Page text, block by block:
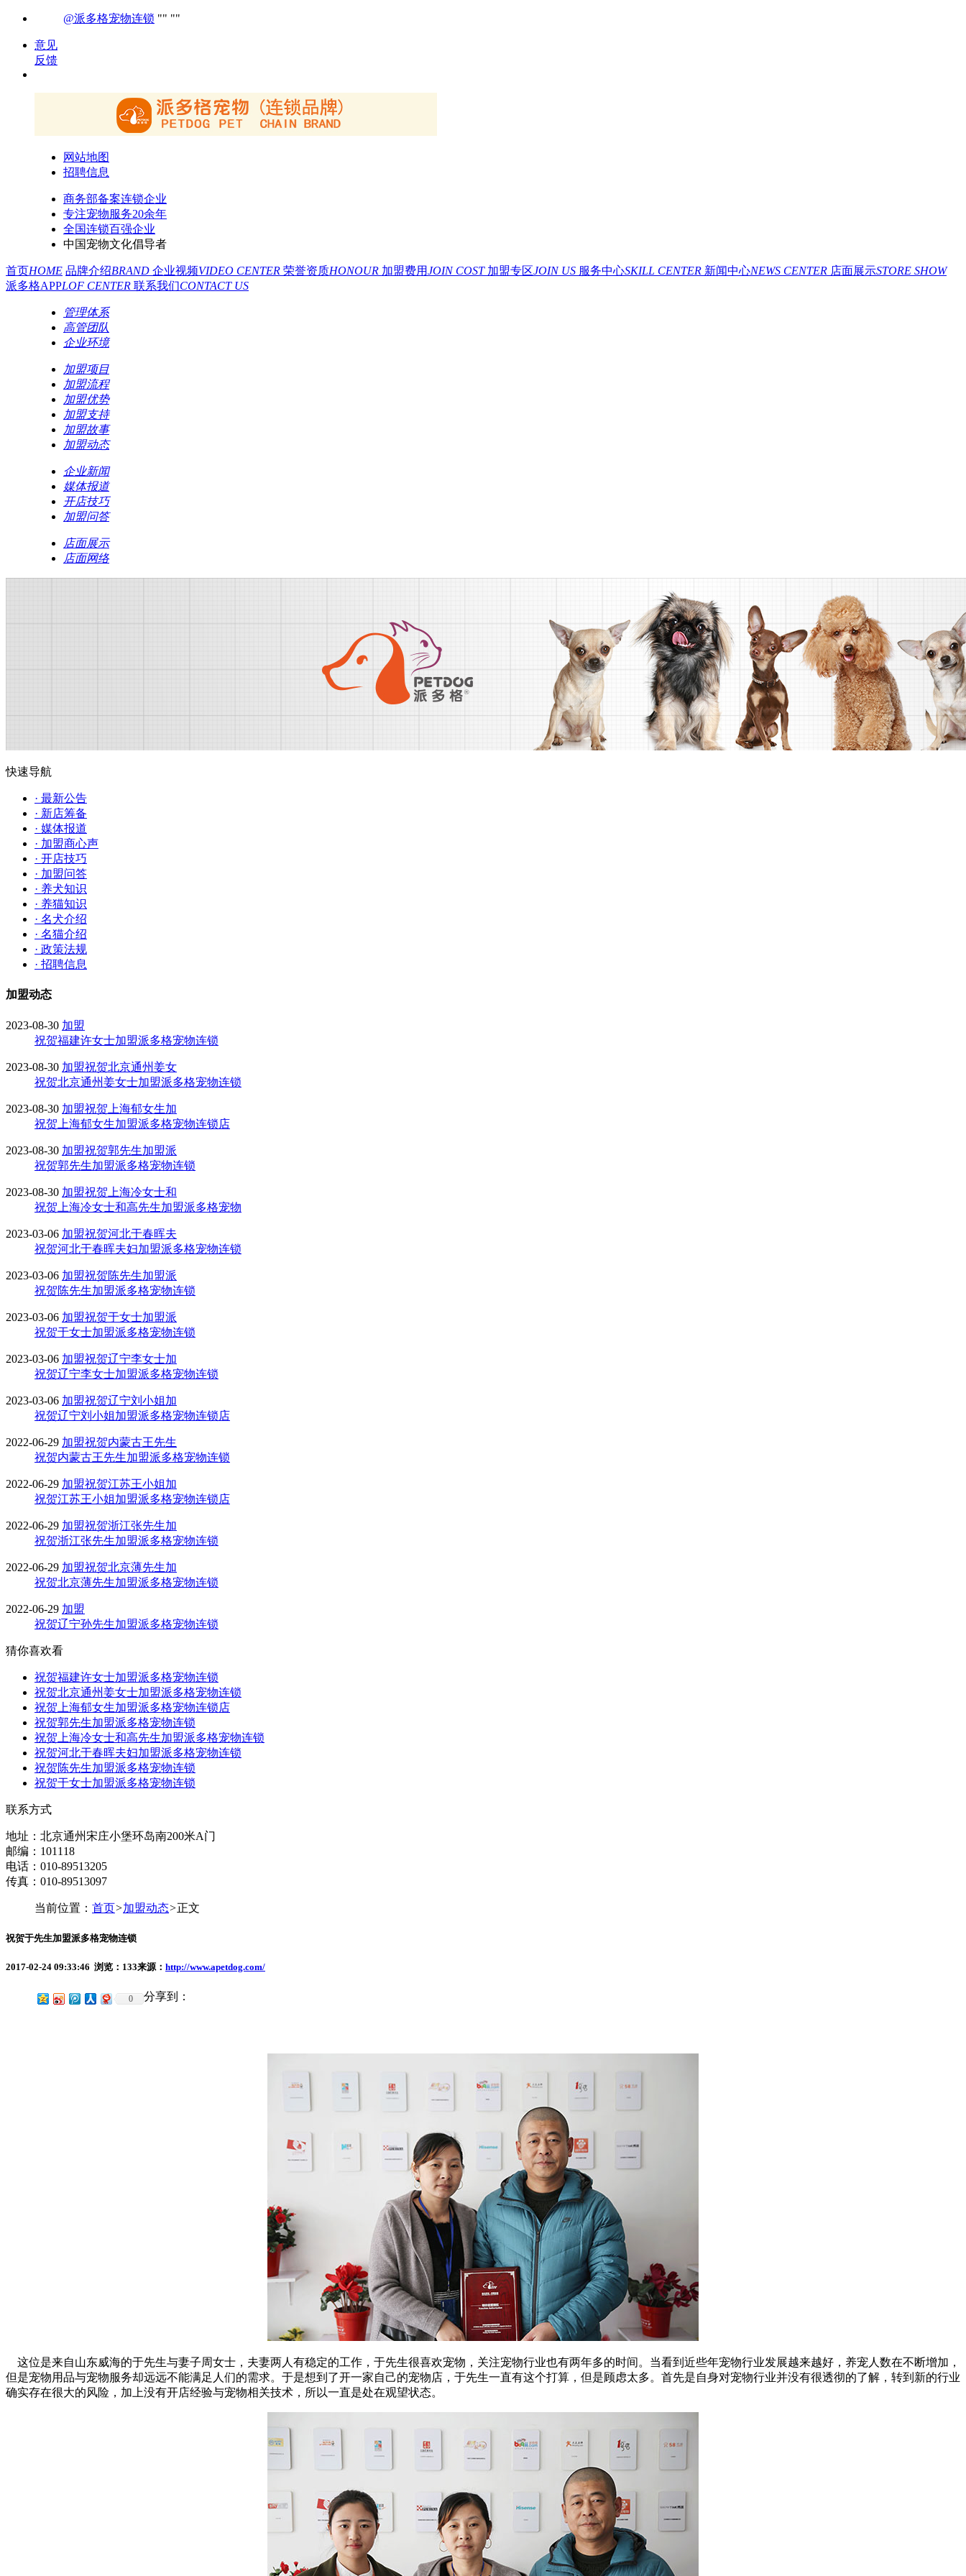
@派多格宠物连锁
意见
反馈
网站地图
招聘信息
商务部备案连锁企业
专注宠物服务20余年
全国连锁百强企业
中国宠物文化倡导者
首页HOME 品牌介绍BRAND 企业视频VIDEO CENTER 荣誉资质HONOUR 加盟费用JOIN COST 加盟专区JOIN US 服务中心SKILL CENTER 新闻中心NEWS CENTER 店面展示STORE SHOW
派多格APPLOF CENTER 联系我们CONTACT US
管理体系
高管团队
企业环境
加盟项目
加盟流程
加盟优势
加盟支持
加盟故事
加盟动态
企业新闻
媒体报道
开店技巧
加盟问答
店面展示
店面网络
快速导航
· 最新公告
· 新店筹备
· 媒体报道
· 加盟商心声
· 开店技巧
· 加盟问答
· 养犬知识
· 养猫知识
· 名犬介绍
· 名猫介绍
· 政策法规
· 招聘信息
加盟动态
2023-08-30 加盟
祝贺福建许女士加盟派多格宠物连锁
2023-08-30 加盟祝贺北京通州姜女
祝贺北京通州姜女士加盟派多格宠物连锁
2023-08-30 加盟祝贺上海郁女生加
祝贺上海郁女生加盟派多格宠物连锁店
2023-08-30 加盟祝贺郭先生加盟派
祝贺郭先生加盟派多格宠物连锁
2023-08-30 加盟祝贺上海冷女士和
祝贺上海冷女士和高先生加盟派多格宠物
2023-03-06 加盟祝贺河北于春晖夫
祝贺河北于春晖夫妇加盟派多格宠物连锁
2023-03-06 加盟祝贺陈先生加盟派
祝贺陈先生加盟派多格宠物连锁
2023-03-06 加盟祝贺于女士加盟派
祝贺于女士加盟派多格宠物连锁
2023-03-06 加盟祝贺辽宁李女士加
祝贺辽宁李女士加盟派多格宠物连锁
2023-03-06 加盟祝贺辽宁刘小姐加
祝贺辽宁刘小姐加盟派多格宠物连锁店
2022-06-29 加盟祝贺内蒙古王先生
祝贺内蒙古王先生加盟派多格宠物连锁
2022-06-29 加盟祝贺江苏王小姐加
祝贺江苏王小姐加盟派多格宠物连锁店
2022-06-29 加盟祝贺浙江张先生加
祝贺浙江张先生加盟派多格宠物连锁
2022-06-29 加盟祝贺北京薄先生加
祝贺北京薄先生加盟派多格宠物连锁
2022-06-29 加盟
祝贺辽宁孙先生加盟派多格宠物连锁
猜你喜欢看
祝贺福建许女士加盟派多格宠物连锁
祝贺北京通州姜女士加盟派多格宠物连锁
祝贺上海郁女生加盟派多格宠物连锁店
祝贺郭先生加盟派多格宠物连锁
祝贺上海冷女士和高先生加盟派多格宠物连锁
祝贺河北于春晖夫妇加盟派多格宠物连锁
祝贺陈先生加盟派多格宠物连锁
祝贺于女士加盟派多格宠物连锁
联系方式
地址：北京通州宋庄小堡环岛南200米A门
邮编：101118
电话：010-89513205
传真：010-89513097
当前位置： 首页>加盟动态>正文
祝贺于先生加盟派多格宠物连锁
2017-02-24 09:33:46 浏览： 133来源： http://www.apetdog.com/
分享到：
0
这位是来自山东威海的于先生与妻子周女士，夫妻两人有稳定的工作，于先生很喜欢宠物，关注宠物行业也有两年多的时间。当看到近些年宠物行业发展越来越好，养宠人数在不断增加，
但是宠物用品与宠物服务却远远不能满足人们的需求。于是想到了开一家自己的宠物店，于先生一直有这个打算，但是顾虑太多。首先是自身对宠物行业并没有很透彻的了解，转到新的行业
确实存在很大的风险，加上没有开店经验与宠物相关技术，所以一直是处在观望状态。